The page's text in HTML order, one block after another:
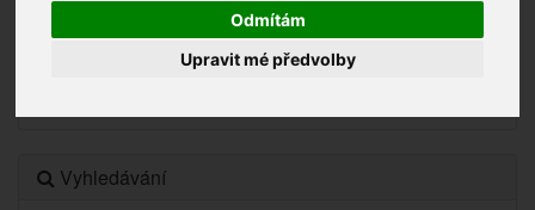
Odmítám
Upravit mé předvolby
Novinky
Vyhledávání